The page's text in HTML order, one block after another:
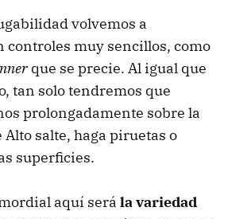
volvemos a
controles muy sencillos, como
que se precie. Al igual que
tan solo tendremos que
prolongadamente sobre la
salte, haga piruetas o
superficies.
aquí será la variedad